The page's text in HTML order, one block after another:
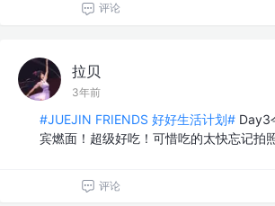
评论
拉贝
3年前
#JUEJIN FRIENDS 好好生活计划# Day3
宾燃面！超级好吃！可惜吃的太快忘记拍
评论